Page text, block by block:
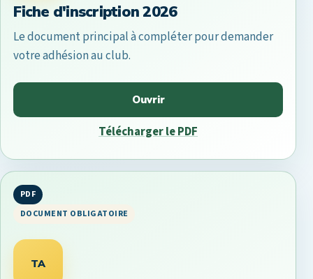
Fiche d'inscription 2026
Le document principal à compléter pour demander
votre adhésion au club.
Ouvrir
Télécharger le PDF
PDF
DOCUMENT OBLIGATOIRE
TA